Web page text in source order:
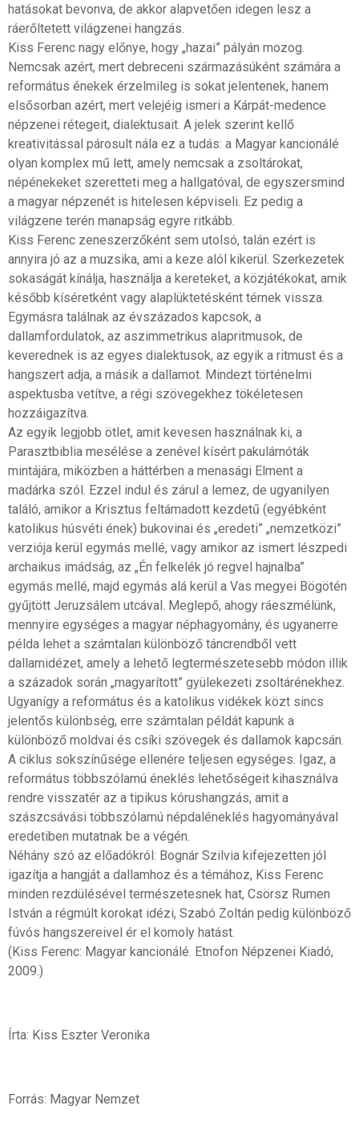
hatásokat bevonva, de akkor alapvetően idegen lesz a
ráerőltetett világzenei hangzás.
Kiss Ferenc nagy előnye, hogy „hazai” pályán mozog.
Nemcsak azért, mert debreceni származásúként számára a
református énekek érzelmileg is sokat jelentenek, hanem
elsősorban azért, mert velejéig ismeri a Kárpát-medence
népzenei rétegeit, dialektusait. A jelek szerint kellő
kreativitással párosult nála ez a tudás: a Magyar kancionálé
olyan komplex mű lett, amely nemcsak a zsoltárokat,
népénekeket szeretteti meg a hallgatóval, de egyszersmind
a magyar népzenét is hitelesen képviseli. Ez pedig a
világzene terén manapság egyre ritkább.
Kiss Ferenc zeneszerzőként sem utolsó, talán ezért is
annyira jó az a muzsika, ami a keze alól kikerül. Szerkezetek
sokaságát kínálja, használja a kereteket, a közjátékokat, amik
később kíséretként vagy alaplüktetésként térnek vissza.
Egymásra találnak az évszázados kapcsok, a
dallamfordulatok, az aszimmetrikus alapritmusok, de
keverednek is az egyes dialektusok, az egyik a ritmust és a
hangszert adja, a másik a dallamot. Mindezt történelmi
aspektusba vetítve, a régi szövegekhez tökéletesen
hozzáigazítva.
Az egyik legjobb ötlet, amit kevesen használnak ki, a
Parasztbiblia mesélése a zenével kísért pakulárnóták
mintájára, miközben a háttérben a menasági Elment a
madárka szól. Ezzel indul és zárul a lemez, de ugyanilyen
találó, amikor a Krisztus feltámadott kezdetű (egyébként
katolikus húsvéti ének) bukovinai és „eredeti” „nemzetközi”
verziója kerül egymás mellé, vagy amikor az ismert lészpedi
archaikus imádság, az „Én felkelék jó regvel hajnalba”
egymás mellé, majd egymás alá kerül a Vas megyei Bögötén
gyűjtött Jeruzsálem utcával. Meglepő, ahogy ráeszmélünk,
mennyire egységes a magyar néphagyomány, és ugyanerre
példa lehet a számtalan különböző táncrendből vett
dallamidézet, amely a lehető legtermészetesebb módon illik
a századok során „magyarított” gyülekezeti zsoltárénekhez.
Ugyanígy a református és a katolikus vidékek közt sincs
jelentős különbség, erre számtalan példát kapunk a
különböző moldvai és csíki szövegek és dallamok kapcsán.
A ciklus sokszínűsége ellenére teljesen egységes. Igaz, a
református többszólamú éneklés lehetőségeit kihasználva
rendre visszatér az a tipikus kórushangzás, amit a
szászcsávási többszólamú népdaléneklés hagyományával
eredetiben mutatnak be a végén.
Néhány szó az előadókról: Bognár Szilvia kifejezetten jól
igazítja a hangját a dallamhoz és a témához, Kiss Ferenc
minden rezdülésével természetesnek hat, Csörsz Rumen
István a régmúlt korokat idézi, Szabó Zoltán pedig különböző
fúvós hangszereivel ér el komoly hatást.
(Kiss Ferenc: Magyar kancionálé. Etnofon Népzenei Kiadó,
2009.)
Írta: Kiss Eszter Veronika
Forrás: Magyar Nemzet